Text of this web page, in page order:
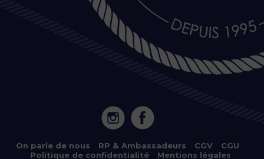
On parle de nous RP & Ambassadeurs CGV
CGU
Politique de confidentialité Mentions légales